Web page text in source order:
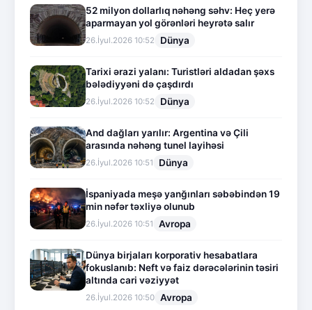
52 milyon dollarlıq nəhəng səhv: Heç yerə
aparmayan yol görənləri heyrətə salır
26.İyul.2026 10:52 Dünya
Tarixi ərazi yalanı: Turistləri aldadan şəxs
bələdiyyəni də çaşdırdı
26.İyul.2026 10:52 Dünya
And dağları yarılır: Argentina və Çili
arasında nəhəng tunel layihəsi
26.İyul.2026 10:51 Dünya
İspaniyada meşə yanğınları səbəbindən 19
min nəfər təxliyə olunub
26.İyul.2026 10:51 Avropa
Dünya birjaları korporativ hesabatlara
fokuslanıb: Neft və faiz dərəcələrinin təsiri
altında cari vəziyyət
26.İyul.2026 10:50 Avropa